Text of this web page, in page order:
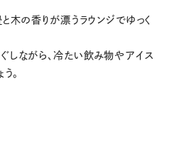
木の香りが漂うラウンジでゆっく
しながら、冷たい飲み物やアイス
。